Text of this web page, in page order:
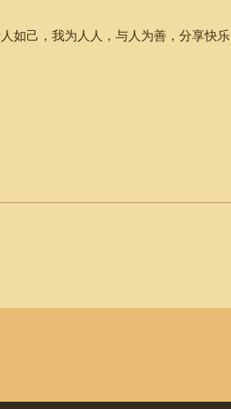
如己，我为人人，与人为善，分享快